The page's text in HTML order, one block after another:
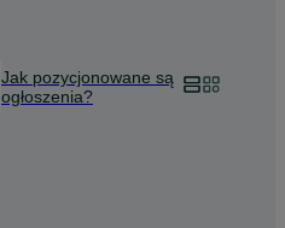
Jak pozycjonowane są
ogłoszenia?